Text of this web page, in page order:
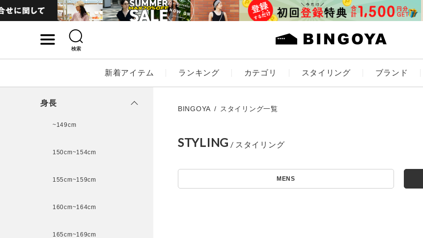
検索
新着アイテム ランキング カテゴリ スタイリング ブランド
キーワード
LADIES KIDS
価格
身長
~149cm
150cm~154cm
155cm~159cm
160cm~164cm
165cm~169cm
BINGOYA スタイリング一覧
STYLING
MENS